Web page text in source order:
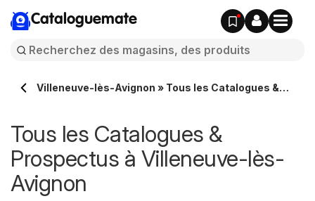
Cataloguemate
Villeneuve-lès-Avignon » Tous les Catalogues &
Tous les Catalogues &
Prospectus à Villeneuve-lès-
Avignon